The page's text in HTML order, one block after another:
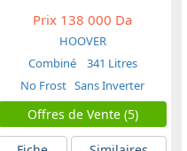
Prix 138 000 Da
HOOVER
Combiné
341 Litres
No Frost Sans Inverter
Offres de Vente (5)